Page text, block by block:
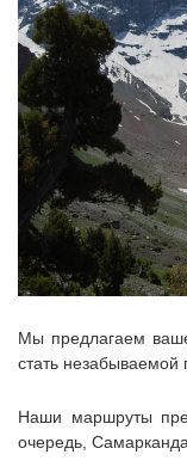
Мы предлагаем
стать незабываемой
Наши маршруты
очередь, Самарканда.